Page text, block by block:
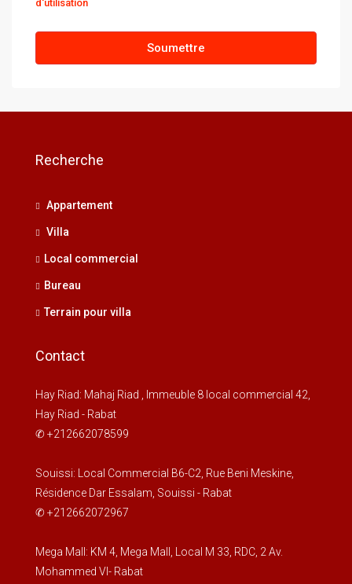
d'utilisation
Soumettre
Recherche
Appartement
Villa
Local commercial
Bureau
Terrain pour villa
Contact
Hay Riad: Mahaj Riad , Immeuble 8 local commercial 42,
Hay Riad - Rabat
✆ +212662078599
Souissi: Local Commercial B6-C2, Rue Beni Meskine,
Résidence Dar Essalam, Souissi - Rabat
✆ +212662072967
Mega Mall: KM 4, Mega Mall, Local M 33, RDC, 2 Av.
Mohammed VI- Rabat